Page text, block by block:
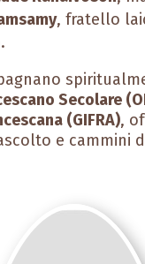
, fratello
Secolare
(GIFRA),
e cammini